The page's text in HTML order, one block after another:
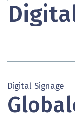
Digital Signage